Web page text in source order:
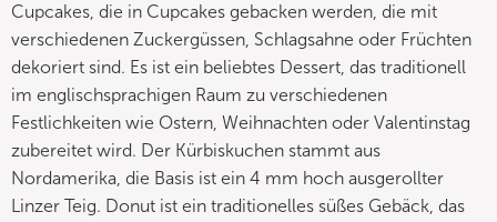
Cupcakes, die in Cupcakes gebacken werden, die mit
verschiedenen Zuckergüssen, Schlagsahne oder Früchten
dekoriert sind. Es ist ein beliebtes Dessert, das traditionell
im englischsprachigen Raum zu verschiedenen
Festlichkeiten wie Ostern, Weihnachten oder Valentinstag
zubereitet wird. Der Kürbiskuchen stammt aus
Nordamerika, die Basis ist ein 4 mm hoch ausgerollter
Linzer Teig. Donut ist ein traditionelles süßes Gebäck, das